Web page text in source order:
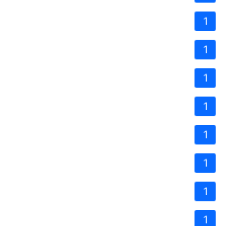
1
1
1
1
1
1
1
1